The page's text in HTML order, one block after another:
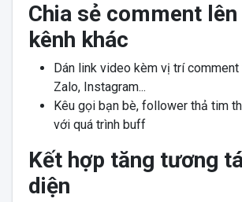
Chia sẻ comment
kênh khác
Dán link video kèm vị trí comment
Zalo, Instagram...
Kêu gọi bạn bè, follower thả tim
với quá trình buff
Kết hợp tăng tương
diện